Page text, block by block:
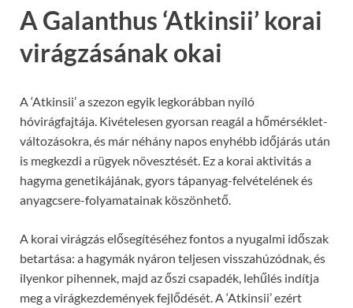
A Galanthus ‘Atkinsii’ korai
virágzásának okai
A ‘Atkinsii’ a szezon egyik legkorábban nyíló
hóvirágfajtája. Kivételesen gyorsan reagál a hőmérséklet-
változásokra, és már néhány napos enyhébb időjárás után
is megkezdi a rügyek növesztését. Ez a korai aktivitás a
hagyma genetikájának, gyors tápanyag-felvételének és
anyagcsere-folyamatainak köszönhető.
A korai virágzás elősegítéséhez fontos a nyugalmi időszak
betartása: a hagymák nyáron teljesen visszahúzódnak, és
ilyenkor pihennek, majd az őszi csapadék, lehűlés indítja
meg a virágkezdemények fejlődését. A ‘Atkinsii’ ezért